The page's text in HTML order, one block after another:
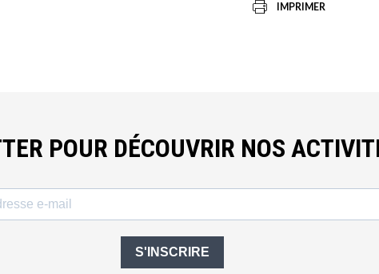
IMPRIMER
POUR DÉCOUVRIR NOS
S'INSCRIRE